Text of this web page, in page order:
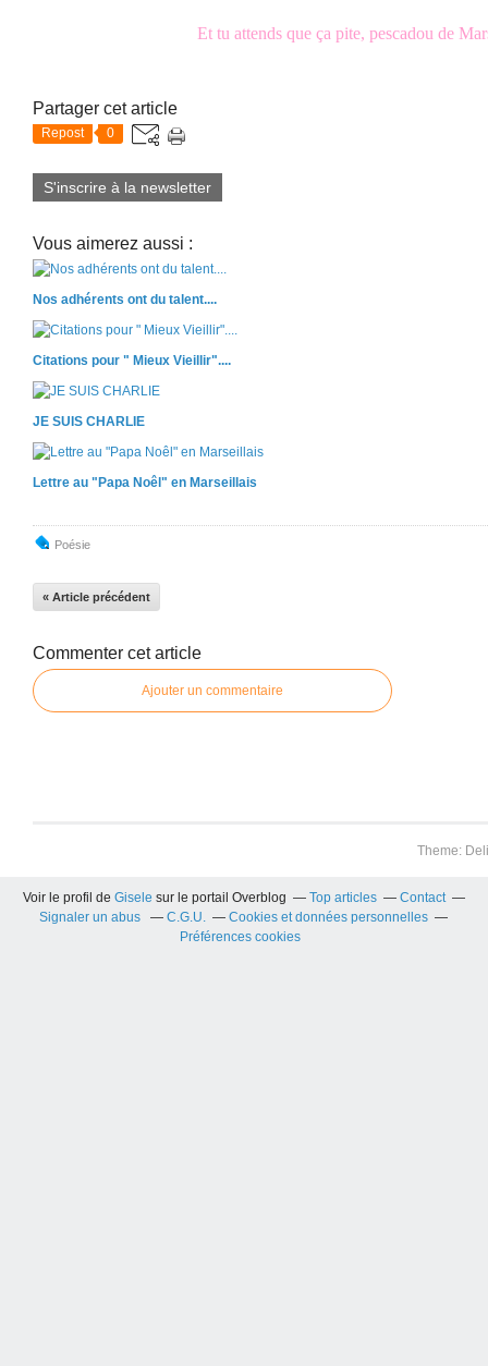
Et tu attends que ça pite, pescadou de
Partager cet article
Repost 0
S'inscrire à la newsletter
Vous aimerez aussi :
Nos adhérents ont du talent....
Citations pour " Mieux Vieillir"....
JE SUIS CHARLIE
Lettre au "Papa Noêl" en Marseillais
Poésie
« Article précédent
Commenter cet article
Ajouter un commentaire
Theme:
Voir le profil de Gisele sur le portail Overblog Top articles
Contact
Signaler un abus
C.G.U.
Cookies et données personnelles
Préférences cookies